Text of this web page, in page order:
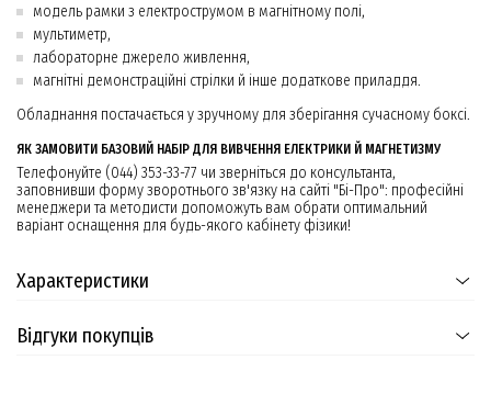
модель рамки з електрострумом в магнітному полі,
мультиметр,
лабораторне джерело живлення,
магнітні демонстраційні стрілки й інше додаткове приладдя.
Обладнання постачається у зручному для зберігання сучасному боксі.
ЯК ЗАМОВИТИ БАЗОВИЙ НАБІР ДЛЯ ВИВЧЕННЯ ЕЛЕКТРИКИ Й МАГНЕТИЗМУ
Телефонуйте (044) 353-33-77 чи зверніться до консультанта,
заповнивши форму зворотнього зв'язку на сайті "Бі-Про": професійні
менеджери та методисти допоможуть вам обрати оптимальний
варіант оснащення для будь-якого кабінету фізики!
Характеристики
Відгуки покупців